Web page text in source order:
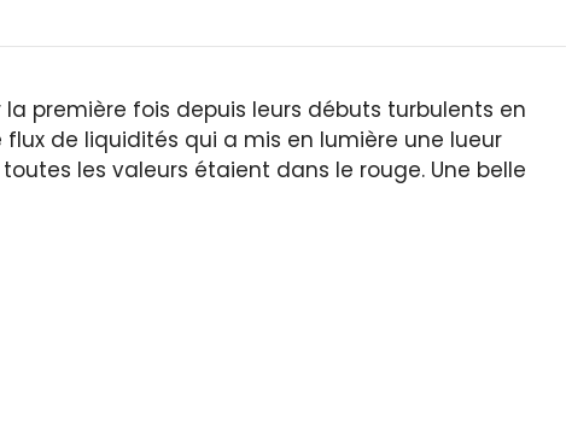
première fois depuis leurs débuts turbulents en
flux de liquidités qui a mis en lumière une lueur
les valeurs étaient dans le rouge. Une belle